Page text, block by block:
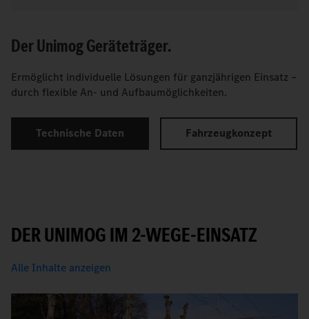
Der Unimog Geräteträger.
Ermöglicht individuelle Lösungen für ganzjährigen Einsatz –
durch flexible An- und Aufbaumöglichkeiten.
Technische Daten Fahrzeugkonzept
DER UNIMOG IM 2-WEGE-EINSATZ
Alle Inhalte anzeigen